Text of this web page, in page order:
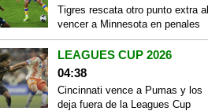
Tigres rescata otro punto extra al
vencer a Minnesota en penales
LEAGUES CUP 2026
04:38
Cincinnati vence a Pumas y los
deja fuera de la Leagues Cup